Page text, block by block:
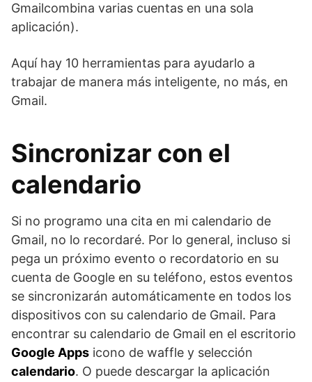
Gmailcombina varias cuentas en una sola
aplicación).
Aquí hay 10 herramientas para ayudarlo a
trabajar de manera más inteligente, no más, en
Gmail.
Sincronizar con el
calendario
Si no programo una cita en mi calendario de
Gmail, no lo recordaré. Por lo general, incluso si
pega un próximo evento o recordatorio en su
cuenta de Google en su teléfono, estos eventos
se sincronizarán automáticamente en todos los
dispositivos con su calendario de Gmail. Para
encontrar su calendario de Gmail en el escritorio
Google Apps icono de waffle y selección
calendario. O puede descargar la aplicación